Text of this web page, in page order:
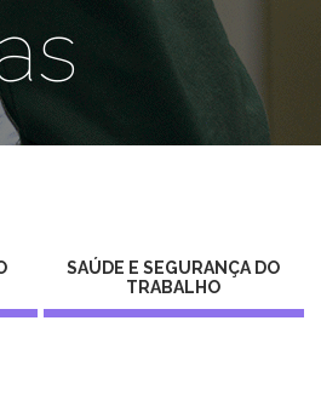
SAÚDE E SEGURANÇA DO
TRABALHO